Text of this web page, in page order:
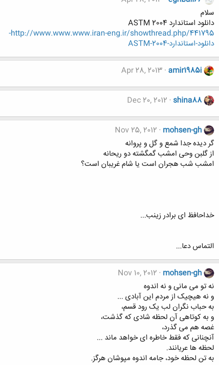
سلام
دانلود استاندارد ASTM 2004
http://www.www.www.iran-eng.ir/showthread.php/441795-
دانلود-استاندارد-ASTM-2004
amir1985i
Apr 28, 2013
shina88
Dec 20, 2012
mohsen-gh
Nov 25, 2012
گر دیده جدا شمع و گل و پروانه
از گلبن وحی امشب گمگشته دو ریحانه
امشب شب هجران است یا شام غریبان است؟
خداحافظ ای برادر زینب...
التماس دعا...
mohsen-gh
Nov 10, 2012
نه تو می مانی و نه اندوه
و نه هیچیک از مردم این آبادی ...
به حباب نگران لب یک رود قسم،
و به کوتاهی آن لحظه شادی که گذشت،
غصه هم می گذرد،
آنچنانی که فقط خاطره ای خواهد ماند ...
لحظه ها عریانند.
به تن لحظه خود، جامه اندوه مپوشان هرگز.